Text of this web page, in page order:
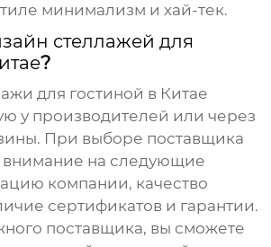
минимализм и хай-тек.
стеллажей для
?
для гостиной в Китае
у производителей или через
При выборе поставщика
внимание на следующие
компании, качество
сертификатов и гарантии.
поставщика, вы сможете